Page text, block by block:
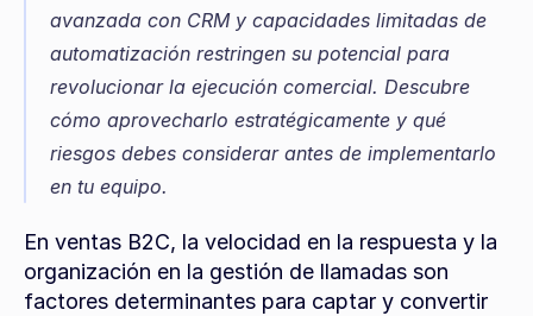
avanzada con CRM y capacidades limitadas de
automatización restringen su potencial para
revolucionar la ejecución comercial. Descubre
cómo aprovecharlo estratégicamente y qué
riesgos debes considerar antes de implementarlo
en tu equipo.
En ventas B2C, la velocidad en la respuesta y la
organización en la gestión de llamadas son
factores determinantes para captar y convertir